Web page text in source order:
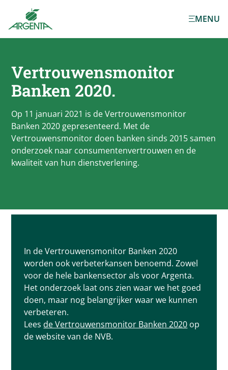
Ga naar de
hoofdinhoud
MENU
Vertrouwensmonitor
Banken 2020.
Op 11 januari 2021 is de Vertrouwensmonitor
Banken 2020 gepresenteerd. Met de
Vertrouwensmonitor doen banken sinds 2015 samen
onderzoek naar consumentenvertrouwen en de
kwaliteit van hun dienstverlening.
In de Vertrouwensmonitor Banken 2020
worden ook verbeterkansen benoemd. Zowel
voor de hele bankensector als voor Argenta.
Het onderzoek laat ons zien waar we het goed
doen, maar nog belangrijker waar we kunnen
verbeteren.
Leesde Vertrouwensmonitor Banken 2020 op
de website van de NVB.